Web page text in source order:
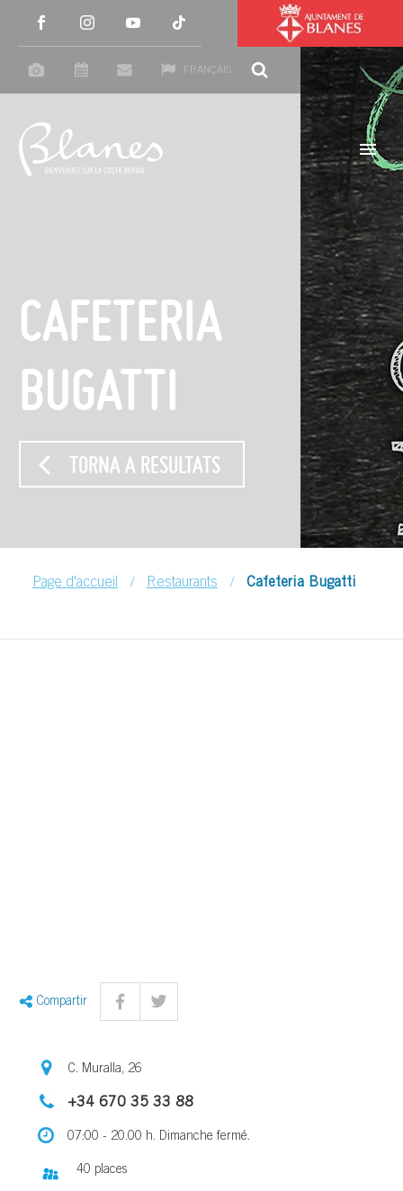
FRANÇAIS
CAFETERIA
BUGATTI
TORNA A RESULTATS
Page d'accueil / Restaurants / Cafeteria Bugatti
Compartir
C. Muralla, 26
+34 670 35 33 88
07:00 - 20.00 h. Dimanche fermé.
40 places